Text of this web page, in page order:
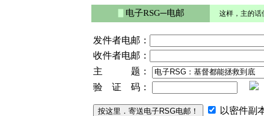
电子RSG─电邮 这样，主的话
发件者电邮：
收件者电邮：
主 题：
验 证 码：
以密件